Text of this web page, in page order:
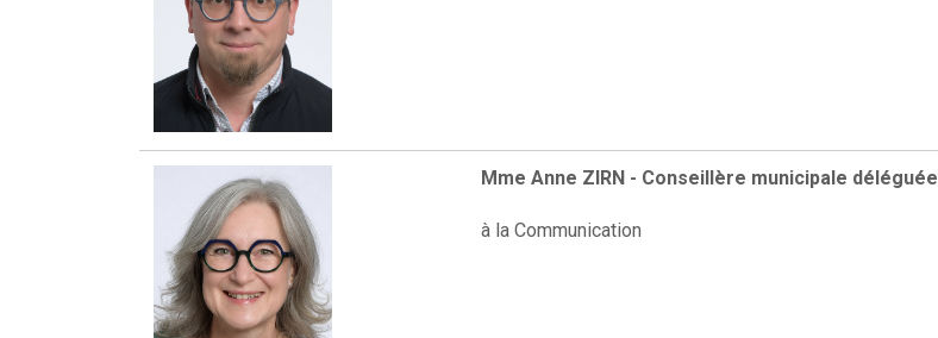
Mme Anne ZIRN - Conseillère municipale déléguée
à la Communication